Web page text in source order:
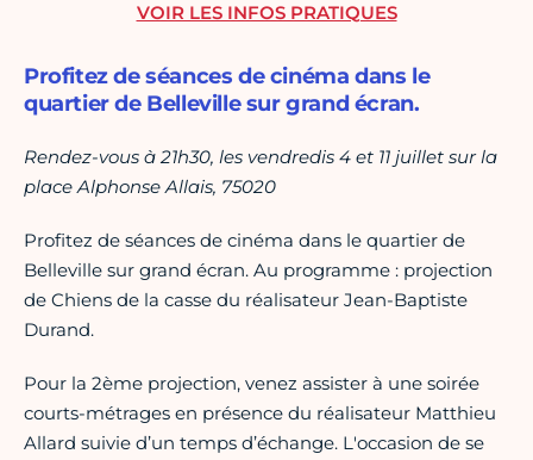
Profitez de séances de cinéma dans le
quartier de Belleville sur grand écran.
Rendez-vous à 21h30, les vendredis 4 et 11 juillet sur la
place Alphonse Allais, 75020
Profitez de séances de cinéma dans le quartier de
Belleville sur grand écran. Au programme : projection
de Chiens de la casse du réalisateur Jean-Baptiste
Durand.
Pour la 2ème projection, venez assister à une soirée
courts-métrages en présence du réalisateur Matthieu
Allard suivie d’un temps d’échange. L'occasion de se
VOIR LES INFOS PRATIQUES